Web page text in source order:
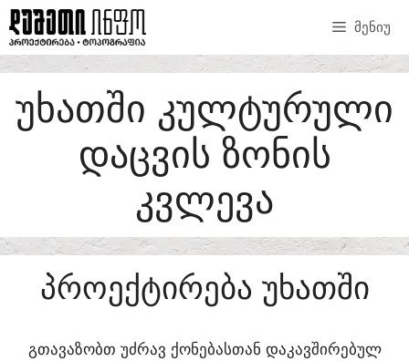
SKIP
TO
CONTENT
ᲛᲔᲜᲘᲣ
ᲣᲮᲐᲗᲨᲘ ᲙᲣᲚᲢᲣᲠᲣᲚᲘ
ᲓᲐᲪᲕᲘᲡ ᲖᲝᲜᲘᲡ
ᲙᲕᲚᲔᲕᲐ
ᲞᲠᲝᲔᲥᲢᲘᲠᲔᲑᲐ ᲣᲮᲐᲗᲨᲘ
ᲒᲗᲐᲕᲐᲖᲝᲑᲗ ᲣᲫᲠᲐᲕ ᲥᲝᲜᲔᲑᲐᲡᲗᲐᲜ ᲓᲐᲙᲐᲕᲨᲘᲠᲔᲑᲣᲚ